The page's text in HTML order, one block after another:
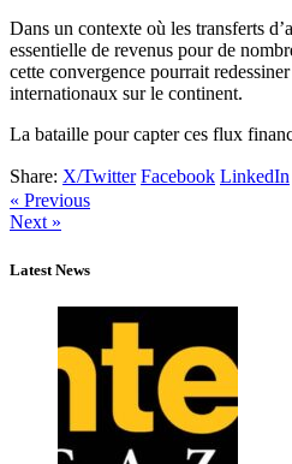
Dans un contexte où les transferts
essentielle de revenus pour de
cette convergence pourrait
internationaux sur le continent.
La bataille pour capter ces flux
Share: X/Twitter Facebook LinkedIn
« Previous
Next »
Latest News